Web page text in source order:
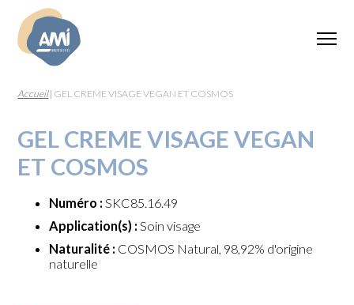
Accueil| GEL CREME VISAGE VEGAN ET COSMOS
GEL CREME VISAGE VEGAN
ET COSMOS
Numéro : SKC85.16.49
Application(s) : Soin visage
Naturalité : COSMOS Natural, 98,92% d'origine
naturelle